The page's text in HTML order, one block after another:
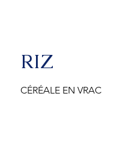
RIZ
CÉRÉALE EN VRAC